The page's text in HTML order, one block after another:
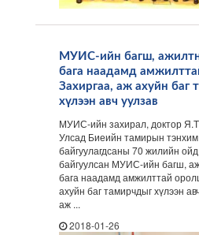
МУИС-ийн багш,
бага наадамд
Захиргаа, аж ахуйн баг
хүлээн авч уулзав
МУИС-ийн захирал, доктор
Улсад Биеийн тамирын тэнхим
байгуулагдсаны 70 жилийн
байгуулсан МУИС-ийн багш,
бага наадамд амжилттай
ахуйн баг тамирчдыг хүлээн
аж ...
2018-01-26